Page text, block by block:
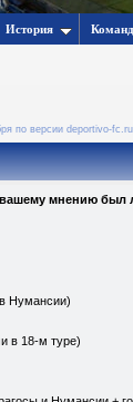
История
по версии deportivo-
мнению был
Нумансии)
в 18-м туре)